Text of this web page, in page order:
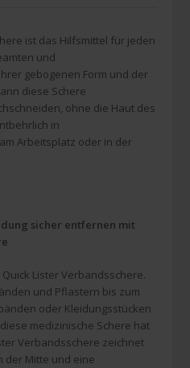
ist das Hilfsmittel für jeden
und
gebogenen Form und der
diese Schere
ohne die Haut des
in
Arbeitsplatz oder in der
sicher entfernen mit
Lister Verbandsschere.
und Pflastern bis zum
oder Kleidungsstücken
medizinische Schere hat
Verbandsschere zeichnet
der Mitte und eine